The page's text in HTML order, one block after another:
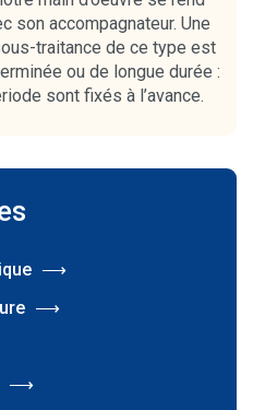
son accompagnateur. Une
traitance de ce type est
ou de longue durée :
sont fixés à l’avance.